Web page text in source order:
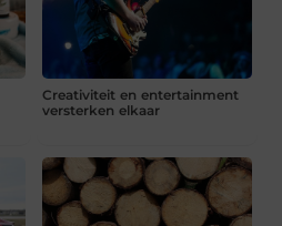
Creativiteit en entertainment
versterken elkaar